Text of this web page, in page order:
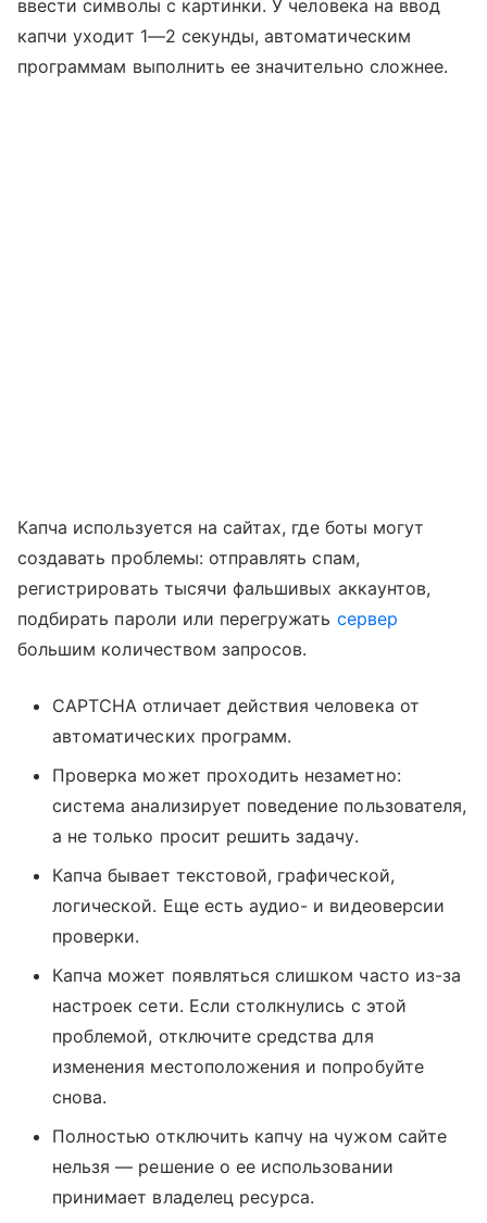
ввести символы с картинки. У человека на ввод
капчи уходит 1—2 секунды, автоматическим
программам выполнить ее значительно сложнее.
Капча используется на сайтах, где боты могут
создавать проблемы: отправлять спам,
регистрировать тысячи фальшивых аккаунтов,
подбирать пароли или перегружать сервер
большим количеством запросов.
CAPTCHA отличает действия человека от
автоматических программ.
Проверка может проходить незаметно:
система анализирует поведение пользователя,
а не только просит решить задачу.
Капча бывает текстовой, графической,
логической. Еще есть аудио- и видеоверсии
проверки.
Капча может появляться слишком часто из-за
настроек сети. Если столкнулись с этой
проблемой, отключите средства для
изменения местоположения и попробуйте
снова.
Полностью отключить капчу на чужом сайте
нельзя — решение о ее использовании
принимает владелец ресурса.